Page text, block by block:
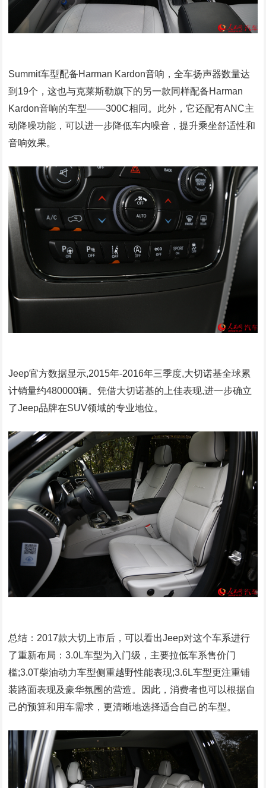
Summit车型配备Harman Kardon音响，全车扬声器数量达
到19个，这也与克莱斯勒旗下的另一款同样配备Harman
Kardon音响的车型——300C相同。此外，它还配有ANC主
动降噪功能，可以进一步降低车内噪音，提升乘坐舒适性和
音响效果。
Jeep官方数据显示,2015年-2016年三季度,大切诺基全球累
计销量约480000辆。凭借大切诺基的上佳表现,进一步确立
了Jeep品牌在SUV领域的专业地位。
总结：2017款大切上市后，可以看出Jeep对这个车系进行
了重新布局：3.0L车型为入门级，主要拉低车系售价门
槛;3.0T柴油动力车型侧重越野性能表现;3.6L车型更注重铺
装路面表现及豪华氛围的营造。因此，消费者也可以根据自
己的预算和用车需求，更清晰地选择适合自己的车型。